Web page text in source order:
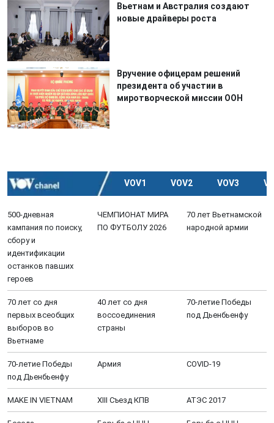
Вьетнам и Австралия создают
новые драйверы роста
Вручение офицерам решений
президента об участии в
миротворческой миссии ООН
VOV1 VOV2 VOV3
500-дневная
кампания по поиску,
сбору и
идентификации
останков павших
героев
ЧЕМПИОНАТ МИРА
ПО ФУТБОЛУ 2026
70 лет Вьетнамской
народной армии
70 лет со дня
первых всеобщих
выборов во
Вьетнаме
40 лет со дня
воссоединения
страны
70-летие Победы
под Дьенбьенфу
70-летие Победы
под Дьенбьенфу
Aрмия COVID-19
MAKE IN VIETNAM XIII Cъезд КПВ АТЭС 2017